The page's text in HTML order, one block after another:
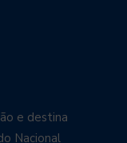
e destina
Nacional